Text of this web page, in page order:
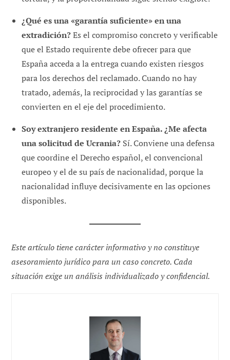
¿Qué es una «garantía suficiente» en una
extradición?Es el compromiso concreto y verificable
que el Estado requirente debe ofrecer para que
España acceda a la entrega cuando existen riesgos
para los derechos del reclamado. Cuando no hay
tratado, además, la reciprocidad y las garantías se
convierten en el eje del procedimiento.
Soy extranjero residente en España. ¿Me afecta
una solicitud de Ucrania? Sí. Conviene una defensa
que coordine el Derecho español, el convencional
europeo y el de su país de nacionalidad, porque la
nacionalidad influye decisivamente en las opciones
disponibles.
Este artículo tiene carácter informativo y no constituye
asesoramiento jurídico para un caso concreto. Cada
situación exige un análisis individualizado y confidencial.